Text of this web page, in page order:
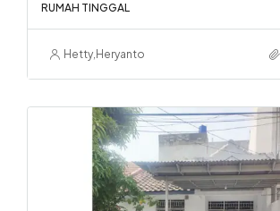
RUMAH TINGGAL
Hetty, Heryanto